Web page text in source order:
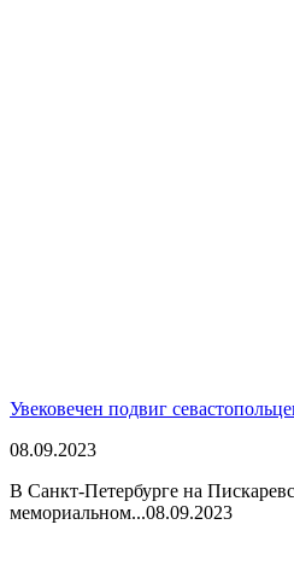
Увековечен подвиг
08.09.2023
В Санкт-Петербурге на
мемориальном...08.09.2023